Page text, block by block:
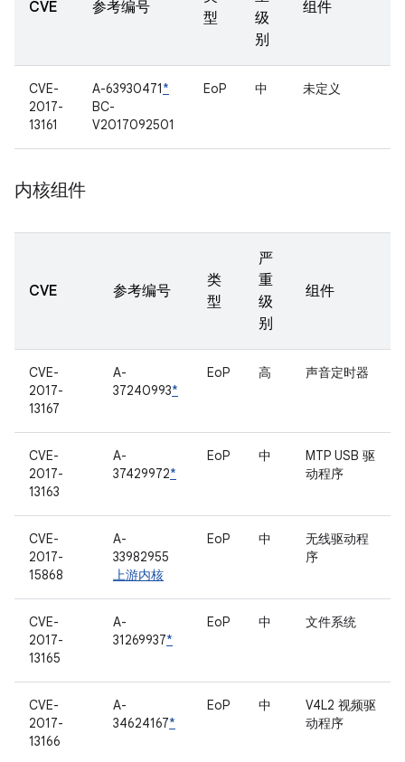
CVE 参考编号
型
级
别
组件
CVE-
2017-
13161
A-63930471*
BC-
V2017092501
EoP 中 未定义
内核组件
CVE 参考编号
类
型
严
重
级
别
组件
CVE-
2017-
13167
A-
37240993*
EoP 高 声音定时器
CVE-
2017-
13163
A-
37429972*
EoP 中
MTP USB 驱
动程序
CVE-
2017-
15868
A-
33982955
上游内核
EoP 中
无线驱动程
序
CVE-
2017-
13165
A-
31269937*
EoP 中 文件系统
CVE-
2017-
13166
A-
34624167*
EoP 中
V4L2 视频驱
动程序